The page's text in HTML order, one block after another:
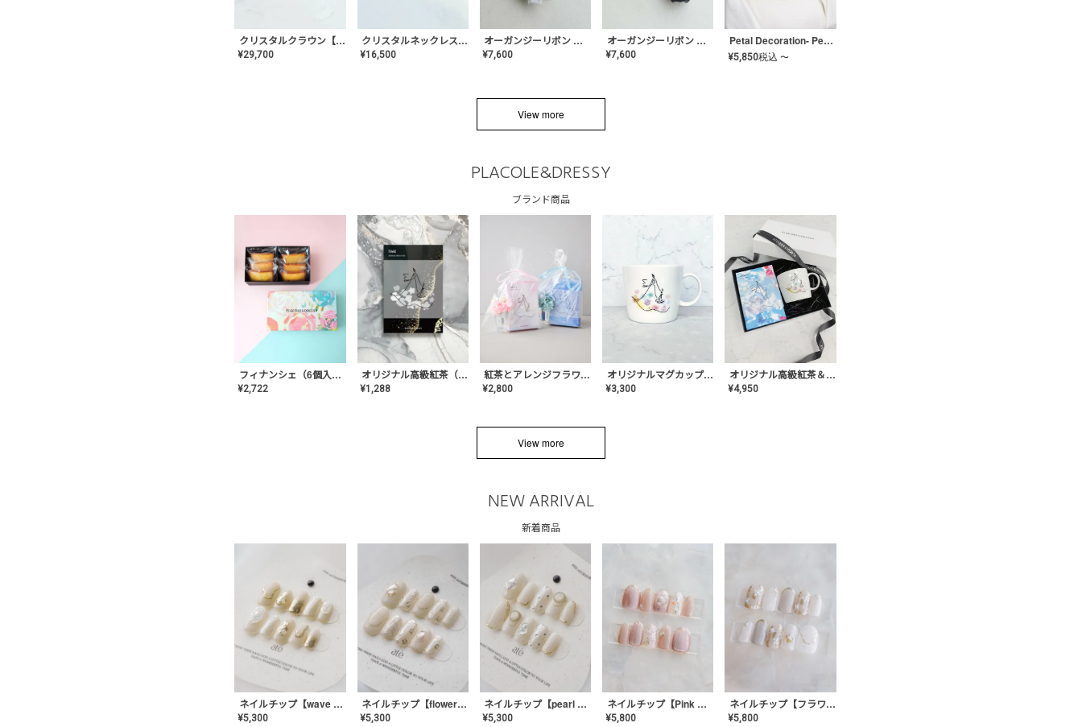
クリスタルクラウン【MA-COHD-01】韓国風クラウン/ウェディングクラウン/ティアラ
¥29,700
クリスタルネックレス-Lace【MA-CONL-02】
¥16,500
オーガンジーリボン バレリーナイヤリング&ピアス【White】〈PV-COER-12〉
¥7,600
オーガンジーリボン バレリーナイヤリング&ピアス【Black】〈PV-COER-11〉
¥7,600
Petal Decoration- Pearl【JA-COER-3】
¥5,850税込 〜
View more
PLACOLE&DRESSY
ブランド商品
フィナンシェ（6個入り）
¥2,722
オリジナル高級紅茶（TIME/タイム）【ギフト/プチギフト/プレゼント/内祝い/結婚式/オリジナル配合/高品質/ハーブティー/茶葉/記念日/お返し/手土産/美容/おしゃれ】
¥1,288
紅茶とアレンジフラワーのセット
¥2,800
オリジナルマグカップ【AT-TW-03】ギフトセット有/プレゼント/内祝い/結婚式/ペア/食器/テーブルウェア/記念日/お返し/特別/高級/おしゃれ
¥3,300
オリジナル高級紅茶＆マグカップ ギフト【AT-GF-02】ギフトセット/プレゼント/内祝い/結婚式/ハーブティー/高品質/マグカップ/食器/記念日/お返し/手土産/美容/おしゃれ
¥4,950
View more
NEW ARRIVAL
新着商品
ネイルチップ【wave mirror】AE-CONA-04
¥5,300
ネイルチップ【flower shell】AE-CONA-03
¥5,300
ネイルチップ【pearl bijou】AE-CONA-02
¥5,300
ネイルチップ【Pink Glow Nail】MK-CONA-04
¥5,800
ネイルチップ【フラワーシフォンネイル】MK-CONA-03
¥5,800